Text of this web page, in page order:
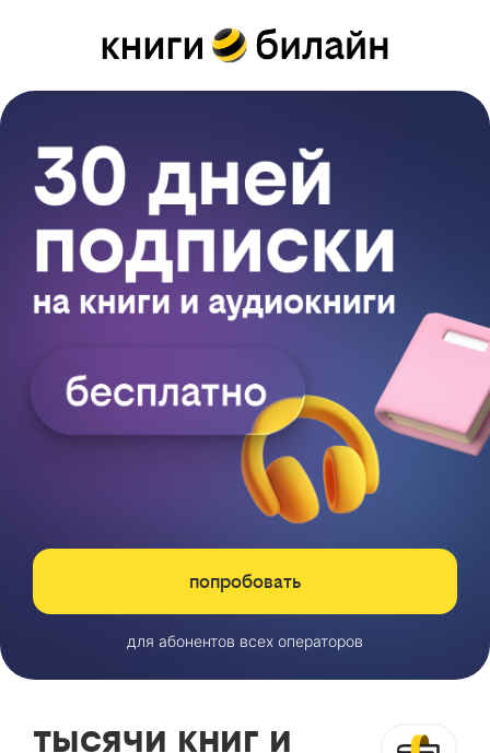
попробовать
для абонентов всех операторов
тысячи книг и